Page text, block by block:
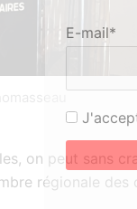
on peut sans
régionale des
E-mail*